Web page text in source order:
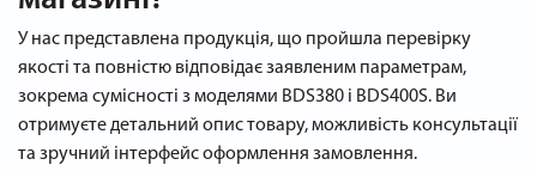
У нас представлена продукція, що пройшла перевірку
якості та повністю відповідає заявленим параметрам,
зокрема сумісності з моделями BDS380 і BDS400S. Ви
отримуєте детальний опис товару, можливість консультації
та зручний інтерфейс оформлення замовлення.